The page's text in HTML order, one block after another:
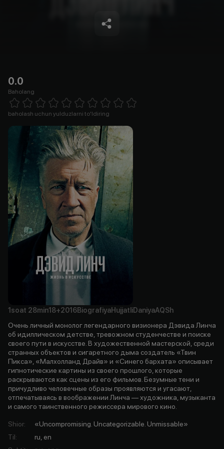
0.0
Baholang
1 Star 2 Stars 3 Stars 4 Stars5 Stars 6 Stars7 Stars8 Stars
baholash uchun yulduzlarni to'ldiring
1soat 28min18+2016BiografiyaHujjatliDaniyaAQSh
Очень личный монолог легендарного визионера Дэвида Линча
об идиллическом детстве, тревожном студенчестве и поиске
своего пути в искусстве. В художественной мастерской, среди
странных объектов и сигаретного дыма создатель «Твин
Пикса», «Малхолланд Драйв» и «Синего бархата» описывает
гипнотические картины из своего прошлого, которые
раскрываются как сцены из его фильмов. Безумные тени и
причудливо человечные образы проявляются и угасают,
отпечатываясь в воображении Линча — художника, музыканта
и самого таинственного режиссера мирового кино.
Shior:
«Uncompromising. Uncategorizable. Unmissable»
Til:
ru, en